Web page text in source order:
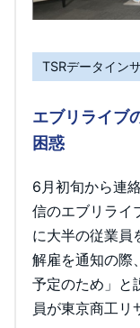
TSRデータイン
エブリライブ
困惑
6月初旬から連
信のエブリライ
に大半の従業
解雇を通知の際
予定のため」と
員が東京商工リ